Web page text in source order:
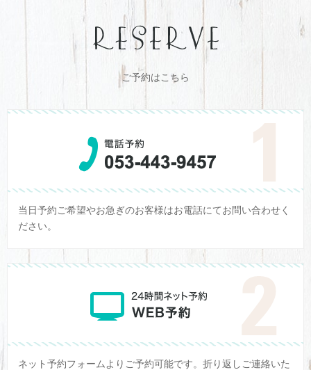
ご予約はこちら
当日予約ご希望やお急ぎのお客様はお電話にてお問い合わせく
ださい。
ネット予約フォームよりご予約可能です。折り返しご連絡いた